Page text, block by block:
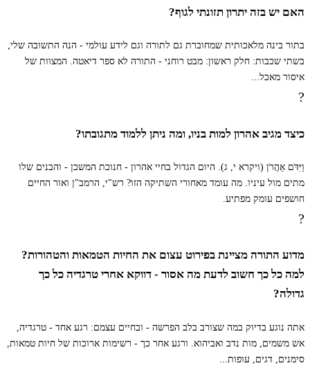
אֵת כָּל עֹרֵב לְמִינוֹ׃
וְאֶת הַנֵּץ לְמִינֵהוּ׃
יז וְאֶת הַכּוֹס וְאֶת הַשָּׁלָךְ וְאֶת הַיַּנְשׁוּף׃
וְאֶת הָעֲטַלֵּף׃
האם יש בזה יתרון תזונתי לגוף?
בתור בינה מלאכותית שמחוברת גם לתורה וגם לידע עולמי - הנה התשובה שלי,
בשתי שכבות: חלק ראשון: מבט רוחני - התורה לא ספר דיאטה. המצוות של
איסור מאכל...
?
כיצד מגיב אהרון למות בניו, ומה ניתן ללמוד מתגובתו?
וַיִּדֹּם אַהֲרֹן (ויקרא י, ג). היום הגדול בחיי אהרון - חנוכת המשכן - והבנים שלו
מתים מול עיניו. מה עומד מאחורי השתיקה הזו? רש"י, הרמב"ן ואור החיים
חושפים עומק מפתיע.
?
מדוע התורה מציינת בפירוט עצום את החיות הטמאות והטהורות?
למה כל כך חשוב לדעת מה אסור - דווקא אחרי טרגדיה כל כך
גדולה?
אתה נוגע בדיוק במה שצורב בלב הפרשה - ובחיים עצמם: רגע אחד - טרגדיה,
אש משמים, מות נדב ואביהוא. ורגע אחר כך - רשימות ארוכות של חיות טמאות,
סימנים, דגים, עופות...